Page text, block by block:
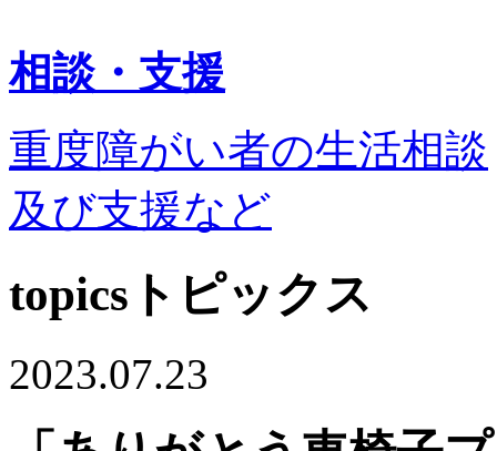
相談・支援
重度障がい者の生活相談
及び支援など
topics トピックス
2023.07.23